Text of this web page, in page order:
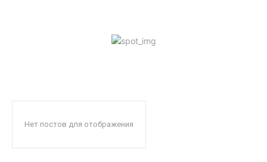
Нет постов для отображения